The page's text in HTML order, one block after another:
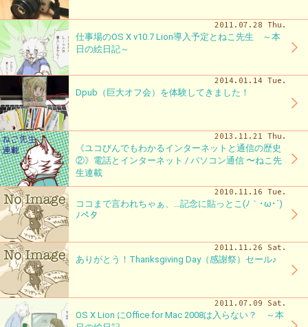
2011.07.28 Thu.
仕事場のOS X v10.7 Lion導入予定とねこ先生 ～本
日の絵日記～
2014.01.14 Tue.
Dpub（巨大オフ会）を体験してきました！
2013.11.21 Thu.
《ユコびんでもわかるインターネットと通信の歴史
②》電話とインターネット / パソコン通信 〜ねこ先
生連載
2010.11.16 Tue.
ココまで言われちゃぁ、…記念に貼っとこ(ﾉ｀･ω･´)
ﾉペタ
2011.11.26 Sat.
ありがとう！Thanksgiving Day（感謝祭）セール♪
2011.07.09 Sat.
OS X Lion にOffice for Mac 2008は入らない？ ～本